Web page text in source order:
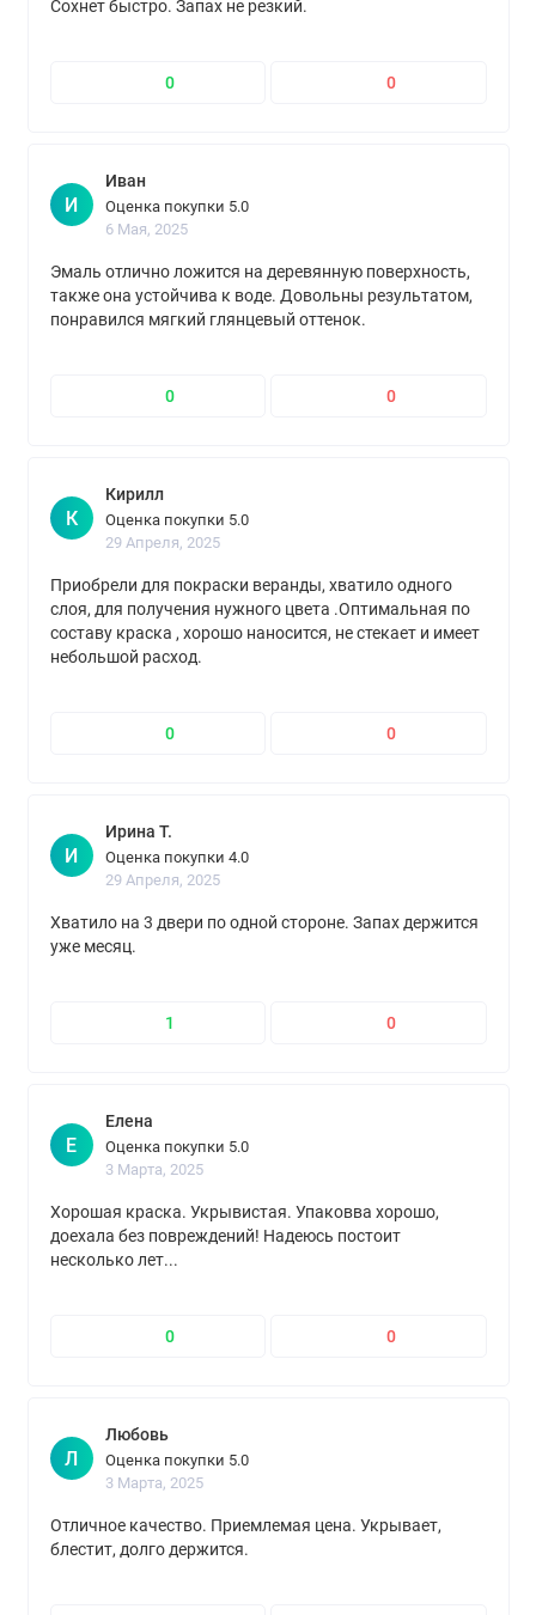
Сохнет быстро. Запах не резкий.
0 0
И
Иван
Оценка покупки 5.0
6 Мая, 2025
Эмаль отлично ложится на деревянную поверхность,
также она устойчива к воде. Довольны результатом,
понравился мягкий глянцевый оттенок.
0 0
К
Кирилл
Оценка покупки 5.0
29 Апреля, 2025
Приобрели для покраски веранды, хватило одного
слоя, для получения нужного цвета .Оптимальная по
составу краска , хорошо наносится, не стекает и имеет
небольшой расход.
0 0
И
Ирина Т.
Оценка покупки 4.0
29 Апреля, 2025
Хватило на 3 двери по одной стороне. Запах держится
уже месяц.
1 0
Е
Елена
Оценка покупки 5.0
3 Марта, 2025
Хорошая краска. Укрывистая. Упаковва хорошо,
доехала без повреждений! Надеюсь постоит
несколько лет...
0 0
Л
Любовь
Оценка покупки 5.0
3 Марта, 2025
Отличное качество. Приемлемая цена. Укрывает,
блестит, долго держится.